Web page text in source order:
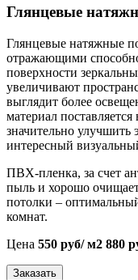
Глянцевые
Глянцевые натяжные
отражающими
поверхности
увеличивают
выглядит более
материал
значительно улучшить
интересный
ПВХ-пленка, за счет
пыль и хорошо
потолки –
комнат.
Цена 550 руб/ м2 880
Заказать